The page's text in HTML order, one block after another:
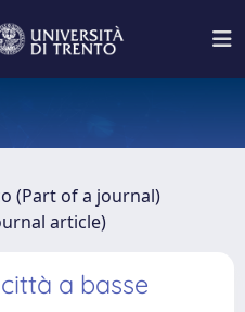
(Part of a journal)
article)
a basse